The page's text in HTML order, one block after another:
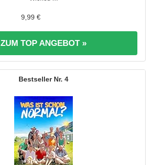
9,99 €
ZUM TOP ANGEBOT »
4